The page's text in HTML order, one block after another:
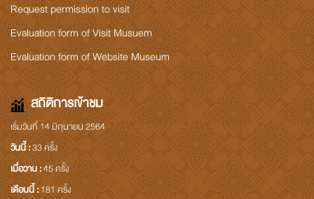
Request permission to visit
Evaluation form of Visit Musuem
Evaluation form of Website Museum
สถิติการเข้าชม
เริ่มวันที่ 14 มิถุนายน 2564
วันนี้ :33 ครั้ง
เมื่อวาน :45 ครั้ง
เดือนนี้ :181 ครั้ง